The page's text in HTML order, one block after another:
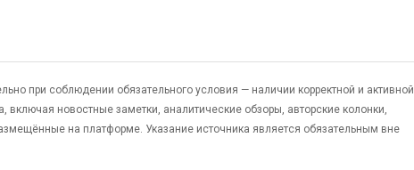
при соблюдении обязательного условия — наличии корректной и активной
новостные заметки, аналитические обзоры, авторские колонки,
на платформе. Указание источника является обязательным вне